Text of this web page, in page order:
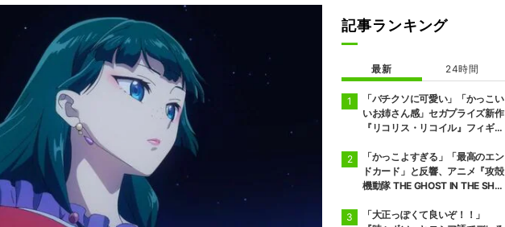
記事ランキング
最新 24時間
「バチクソに可愛い」「かっこい
いお姉さん感」セガプライズ新作
『リコリス・リコイル』フィギュ
「かっこよすぎる」「最高のエン
ドカード」と反響、アニメ『攻殻
機動隊 THE GHOST IN THE SHEL
「大正っぽくて良いぞ！！」